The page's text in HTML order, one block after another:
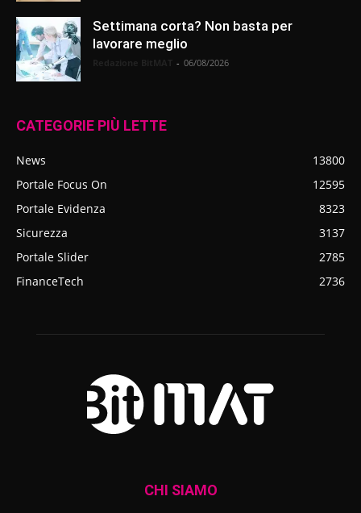
Settimana corta? Non basta per
lavorare meglio
- 06/08/2026
CATEGORIE PIÙ LETTE
News
13800
Portale Focus On
12595
Portale Evidenza
8323
Sicurezza
3137
Portale Slider
2785
FinanceTech
2736
CHI SIAMO